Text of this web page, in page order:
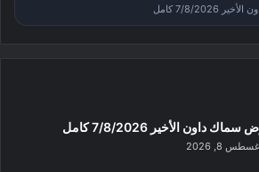
8/2026 كامل
داون الأخير 7/8/2026 كامل
8, 2026